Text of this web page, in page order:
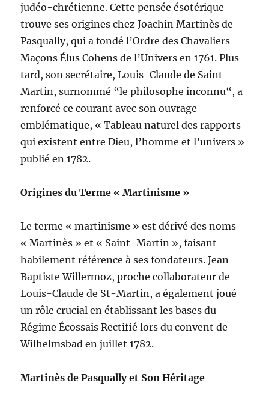
judéo-chrétienne. Cette pensée ésotérique
trouve ses origines chez Joachin Martinès de
Pasqually, qui a fondé l’Ordre des Chavaliers
Maçons Élus Cohens de l’Univers en 1761. Plus
tard, son secrétaire, Louis-Claude de Saint-
Martin, surnommé “le philosophe inconnu“, a
renforcé ce courant avec son ouvrage
emblématique, « Tableau naturel des rapports
qui existent entre Dieu, l’homme et l’univers »
publié en 1782.
Origines du Terme « Martinisme »
Le terme « martinisme » est dérivé des noms
« Martinès » et « Saint-Martin », faisant
habilement référence à ses fondateurs. Jean-
Baptiste Willermoz, proche collaborateur de
Louis-Claude de St-Martin, a également joué
un rôle crucial en établissant les bases du
Régime Écossais Rectifié lors du convent de
Wilhelmsbad en juillet 1782.
Martinès de Pasqually et Son Héritage